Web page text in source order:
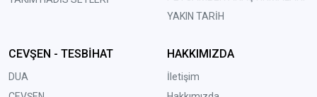
YAKIN TARİH
CEVŞEN - TESBİHAT
DUA
HAKKIMIZDA
İletişim